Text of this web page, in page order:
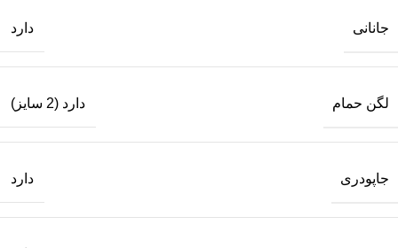
جانانی دارد
لگن حمام دارد (2 سایز)
جاپودری دارد